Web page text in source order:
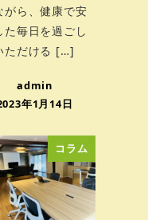
がら、健康で安
た毎日を過ごし
ただける […]
admin
年1月14日
コラム